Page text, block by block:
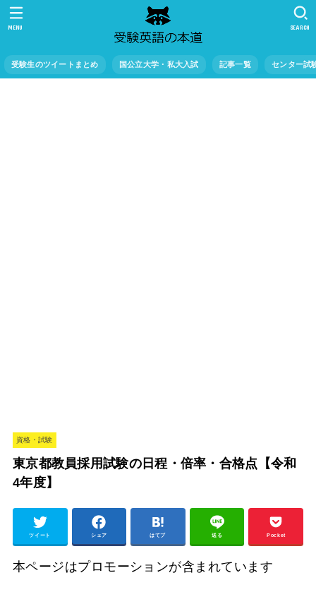
受験生のツイートまとめ 国公立大学・私大入試 記事一覧 センター試
SEARCH
MENU
資格・試験
東京都教員採用試験の日程・倍率・合格点【令和
4年度】
ツイート シェア はてブ 送る Pocket
本ページはプロモーションが含まれています